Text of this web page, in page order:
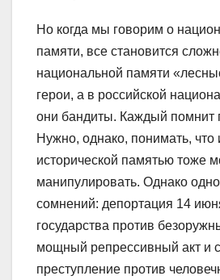
Но когда мы говорим о
памяти, все становится
национальной памяти
герои, а в российской
они бандиты. Каждый помнит
Нужно, однако, понимать, что
исторической памятью тоже
манипулировать. Однако
сомнений: депортация 14
государства против
мощный репрессивный акт и
преступление против